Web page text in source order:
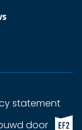
statement
doorEF2